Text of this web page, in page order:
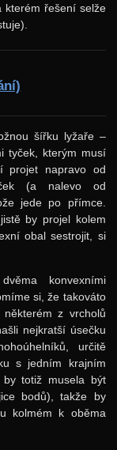
kterém řešení selže
šířku lyžaře –
tyček, kterým musí
projet napravo od
(a nalevo od
jede po přímce.
by projel kolem
obal sestrojit, si
konvexními
si, že takováto
z vrcholů
nejkratší úsečku
určitě
s jedním krajním
totiž musela být
bodů), takže by
kolmém k oběma